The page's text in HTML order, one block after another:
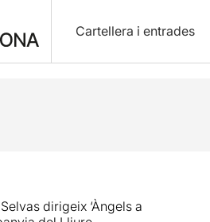
Cartellera i entrades
dirigeix ‘Àngels a